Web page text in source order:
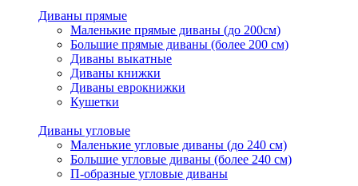
Диваны прямые
Маленькие прямые диваны (до 200см)
Большие прямые диваны (более 200 см)
Диваны выкатные
Диваны книжки
Диваны еврокнижки
Кушетки
Диваны угловые
Маленькие угловые диваны (до 240 см)
Большие угловые диваны (более 240 см)
П-образные угловые диваны